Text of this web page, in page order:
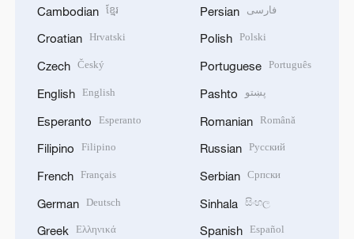
Cambodian ខ្មែរ
Croatian Hrvatski
Czech Český
English English
Esperanto Esperanto
Filipino Filipino
French Français
German Deutsch
Greek Ελληνικά
Persian فارسی
Polish Polski
Portuguese Português
Pashto پښتو
Romanian Română
Russian Русский
Serbian Српски
Sinhala සිංහල
Spanish Español